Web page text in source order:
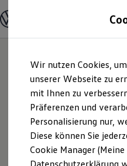
Hauptinhalt
springen
Footer
springen
Modelle und Konfigurator
Modelle
Elektroautos
ENERGY
Nutzfahrzeuge
SUV und CUV
Familienautos
Kombis
Kompaktwagen
Sportwagen
Schnell verfügbare
Angebote und Produkte
Wir nutzen Cookies,
unserer Webseite zu
mit Ihnen zu
Präferenzen und
Personalisierung nur,
Diese können Sie
Cookie Manager
Datenschutzerklärung